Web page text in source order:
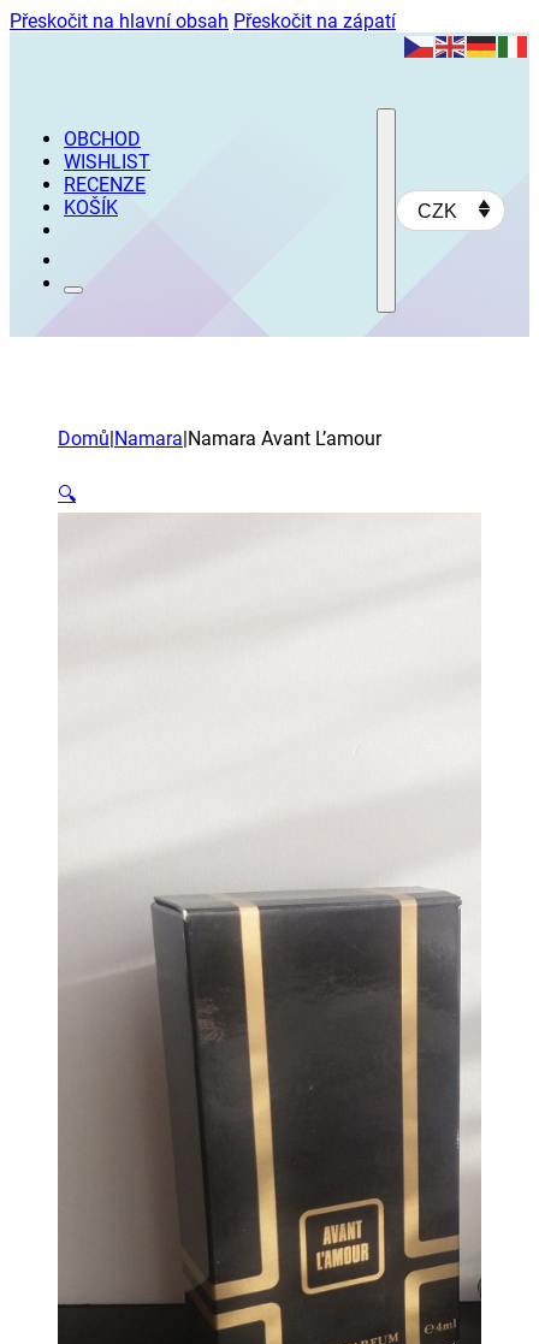
Přeskočit na hlavní obsah Přeskočit na zápatí
OBCHOD
WISHLIST
RECENZE
KOŠÍK
CZK
Domů|Namara|Namara Avant L’amour
🔍